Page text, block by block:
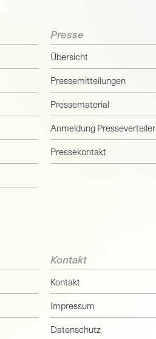
Presse
Übersicht
Pressemitteilungen
Pressematerial
Anmeldung Presseverteiler
Pressekontakt
Kontakt
Kontakt
Impressum
Datenschutz